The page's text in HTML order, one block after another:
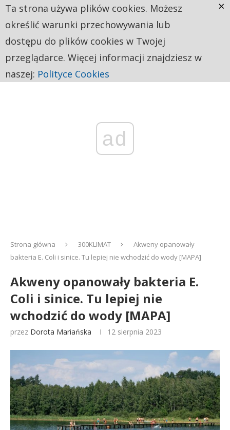
ad
Strona główna 300KLIMAT
Akweny opanowały
bakteria E. Coli i sinice. Tu lepiej nie wchodzić do wody [MAPA]
Akweny opanowały bakteria E.
Coli i sinice. Tu lepiej nie
wchodzić do wody [MAPA]
przez Dorota Mariańska 12 sierpnia 2023
Ta strona używa plików cookies. Możesz
określić warunki przechowywania lub
dostępu do plików cookies w Twojej
przeglądarce. Więcej informacji znajdziesz w
naszej: Polityce Cookies
×